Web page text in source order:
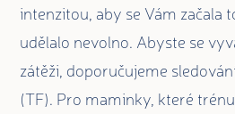
intenzitou, aby se Vám začala
udělalo nevolno. Abyste se
zátěži, doporučujeme
(TF). Pro maminky, které